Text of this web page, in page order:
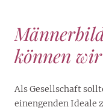
können
Als Gesellschaft
einengenden Ideale